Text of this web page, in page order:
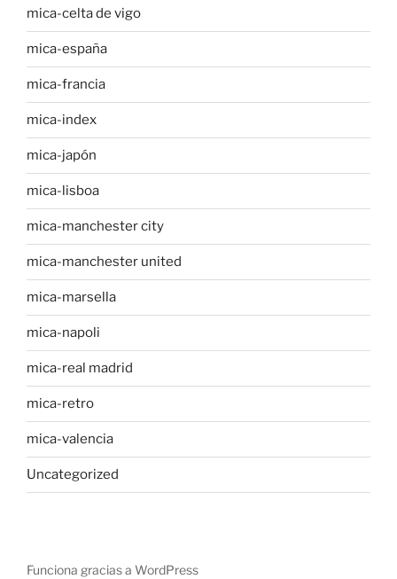
mica-celta de vigo
mica-españa
mica-francia
mica-index
mica-japón
mica-lisboa
mica-manchester city
mica-manchester united
mica-marsella
mica-napoli
mica-real madrid
mica-retro
mica-valencia
Uncategorized
Funciona gracias a WordPress